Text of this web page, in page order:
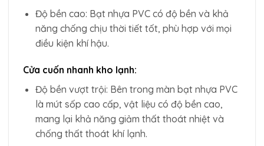
Độ bền cao: Bạt nhựa PVC có độ bền và khả
năng chống chịu thời tiết tốt, phù hợp với mọi
điều kiện khí hậu.
Cửa cuốn nhanh kho lạnh:
Độ bền vượt trội: Bên trong màn bạt nhựa PVC
là mút sốp cao cấp, vật liệu có độ bền cao,
mang lại khả năng giảm thất thoát nhiệt và
chống thất thoát khí lạnh.